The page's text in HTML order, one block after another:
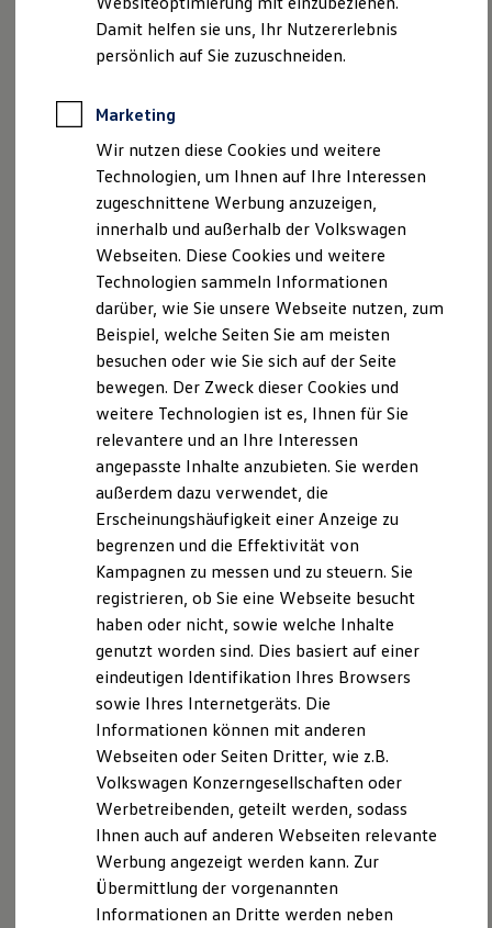
Behörden
Direktkunden
Sonderfahrzeuge
Elektromobilität
Elektroautos
Elektrofahrzeugkonzepte
ID. EVERY1
Reichweite
Reichweite der ID. Modelle
Reichweite im Winter
Rekuperation
Laden
Laden unterwegs
Laden Zuhause
Ladestationen finden
Ladezeitensimulator
Sicherheit
Garantie und Lebensdauer
Nachhaltigkeit
Kosten und Kauf
Verbrauchskosten
Kaufoptionen
E-Auto-Förderung
Software und Konnektivität
Die ID. Software 6
ID. Software Versionen und Updates
Digitale Extras
Schnittstellen zu Ihrem ID.
Hybridautos
Marke und Erlebnis
Volkswagen R und R Experience
R-Modelle
R Experience
Driving Experience
Werkbesichtigung
Factory visit
Lifestyle Shop
Golf Kollektion
ID. Kollektion
Volkswagen Kollektion
--:--
Verbleibende Zeit, --:--
Memory-Funktion für
Parkassistent
Der Parkassistent kann optional durch dieMemory-
erweitert werden und Ihnen schwieriges Parken
erleichtern: Ihr Fahrzeug kannindividuelle Parkvorgänge
speichernund selbständigausführen– ideal für Garage und
Sie müssen nur einmal selbst ein- oder ausparken und den
Vorgang abspeichern. Die Memory-Funktion kann den
Vorgang danach selbstständig wiederholen und Sie müssen
diesen nur noch überwachen.
Insgesamt können Sie fünf unterschiedliche Ein- und
Ausparkvorgänge abspeichern.
1 , 2
In Verbindung mit Parkassistent „Park Assist Pro“ können
Sie den Einparkvorgang auchfernbedient
Damit helfen sie uns, Ihr Nutzererlebnis
persönlich auf Sie zuzuschneiden.
Marketing
Wir nutzen diese Cookies und weitere
Technologien, um Ihnen auf Ihre Interessen
zugeschnittene Werbung anzuzeigen,
innerhalb und außerhalb der Volkswagen
Webseiten. Diese Cookies und weitere
Technologien sammeln Informationen
darüber, wie Sie unsere Webseite nutzen, zum
Beispiel, welche Seiten Sie am meisten
besuchen oder wie Sie sich auf der Seite
bewegen. Der Zweck dieser Cookies und
weitere Technologien ist es, Ihnen für Sie
relevantere und an Ihre Interessen
angepasste Inhalte anzubieten. Sie werden
außerdem dazu verwendet, die
Erscheinungshäufigkeit einer Anzeige zu
begrenzen und die Effektivität von
Kampagnen zu messen und zu steuern. Sie
registrieren, ob Sie eine Webseite besucht
haben oder nicht, sowie welche Inhalte
genutzt worden sind. Dies basiert auf einer
eindeutigen Identifikation Ihres Browsers
sowie Ihres Internetgeräts. Die
Informationen können mit anderen
Webseiten oder Seiten Dritter, wie z.B.
Volkswagen Konzerngesellschaften oder
Werbetreibenden, geteilt werden, sodass
Ihnen auch auf anderen Webseiten relevante
Werbung angezeigt werden kann. Zur
Übermittlung der vorgenannten
Informationen an Dritte werden neben